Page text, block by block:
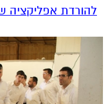
להורדת אפליקציה